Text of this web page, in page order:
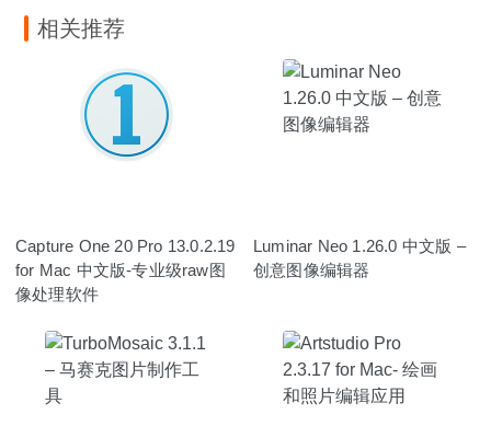
相关推荐
Capture One 20 Pro 13.0.2.19
for Mac 中文版-专业级raw图
像处理软件
Luminar Neo 1.26.0 中文版 –
创意图像编辑器